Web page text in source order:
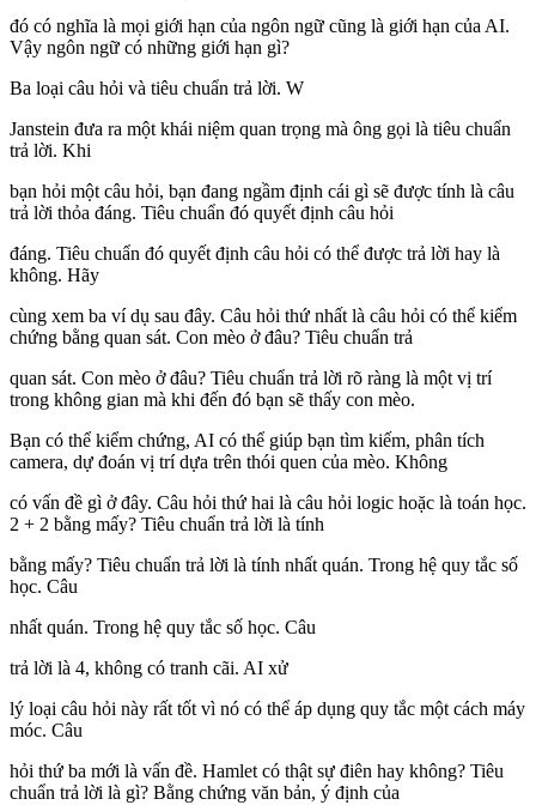
đó có nghĩa là mọi giới hạn của ngôn ngữ cũng là giới hạn của AI.
Vậy ngôn ngữ có những giới hạn gì?
Ba loại câu hỏi và tiêu chuẩn trả lời. W
Janstein đưa ra một khái niệm quan trọng mà ông gọi là tiêu chuẩn
trả lời. Khi
bạn hỏi một câu hỏi, bạn đang ngầm định cái gì sẽ được tính là câu
trả lời thỏa đáng. Tiêu chuẩn đó quyết định câu hỏi
đáng. Tiêu chuẩn đó quyết định câu hỏi có thể được trả lời hay là
không. Hãy
cùng xem ba ví dụ sau đây. Câu hỏi thứ nhất là câu hỏi có thể kiểm
chứng bằng quan sát. Con mèo ở đâu? Tiêu chuẩn trả
quan sát. Con mèo ở đâu? Tiêu chuẩn trả lời rõ ràng là một vị trí
trong không gian mà khi đến đó bạn sẽ thấy con mèo.
Bạn có thể kiểm chứng, AI có thể giúp bạn tìm kiếm, phân tích
camera, dự đoán vị trí dựa trên thói quen của mèo. Không
có vấn đề gì ở đây. Câu hỏi thứ hai là câu hỏi logic hoặc là toán học.
2 + 2 bằng mấy? Tiêu chuẩn trả lời là tính
bằng mấy? Tiêu chuẩn trả lời là tính nhất quán. Trong hệ quy tắc số
học. Câu
nhất quán. Trong hệ quy tắc số học. Câu
trả lời là 4, không có tranh cãi. AI xử
lý loại câu hỏi này rất tốt vì nó có thể áp dụng quy tắc một cách máy
móc. Câu
hỏi thứ ba mới là vấn đề. Hamlet có thật sự điên hay không? Tiêu
chuẩn trả lời là gì? Bằng chứng văn bản, ý định của